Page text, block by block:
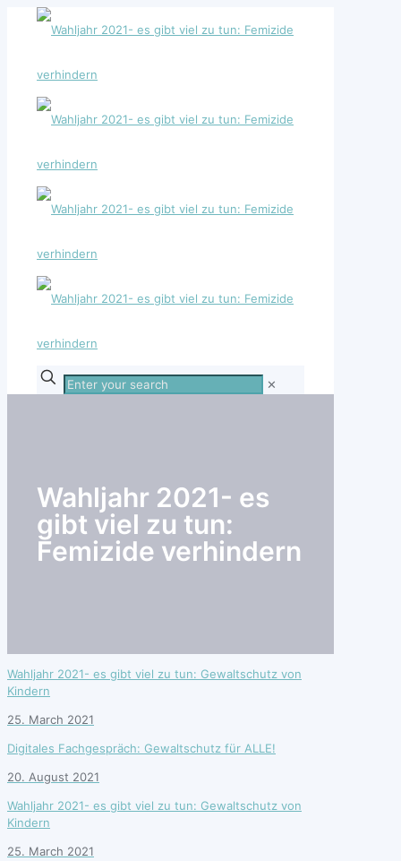
Enter
your
✕
Wahljahr 2021- es
gibt viel zu tun:
Femizide verhindern
Wahljahr 2021- es gibt viel zu tun: Gewaltschutz von
Kindern
25. March 2021
Digitales Fachgespräch: Gewaltschutz für ALLE!
20. August 2021
Wahljahr 2021- es gibt viel zu tun: Gewaltschutz von
Kindern
25. March 2021